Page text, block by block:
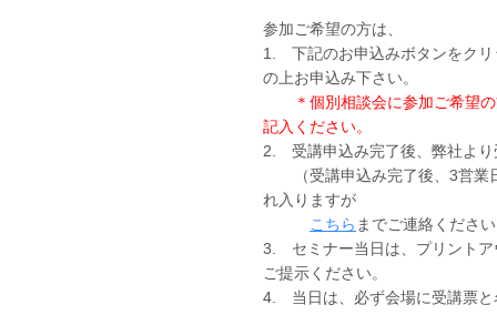
参加ご希望の方は、
1. 下記のお申込みボタンをクリ
の上お申込み下さい。
＊個別相談会に参加ご希望
記入ください。
2. 受講申込み完了後、弊社より
（受講申込み完了後、3営業
れ入りますが
こちら までご連絡くださ
3. セミナー当日は、プリントア
ご提示ください。
4. 当日は、必ず会場に受講票と